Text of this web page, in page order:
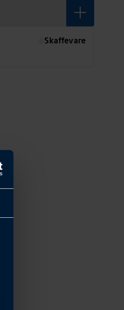
Skaffevare